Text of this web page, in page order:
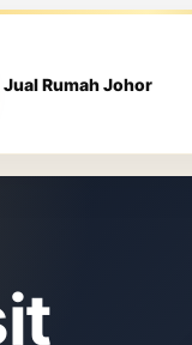
Jual Rumah Johor